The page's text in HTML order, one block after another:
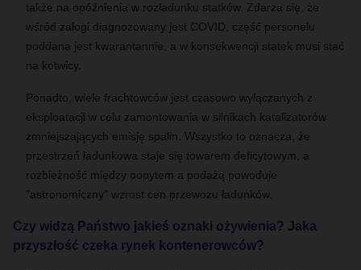
także na opóźnienia w rozładunku statków. Zdarza się, że
wśród załogi diagnozowany jest COVID, część personelu
poddana jest kwarantannie, a w konsekwencji statek musi stać
na kotwicy.
Ponadto, wiele frachtowców jest czasowo wyłączanych z
eksploatacji w celu zamontowania w silnikach katalizatorów
zmniejszających emisję spalin. Wszystko to oznacza, że
przestrzeń ładunkowa staje się towarem deficytowym, a
rozbieżność między popytem a podażą powoduje
"astronomiczny" wzrost cen przewozu ładunków.
Czy widzą Państwo jakieś oznaki ożywienia? Jaka
przyszłość czeka rynek kontenerowców?